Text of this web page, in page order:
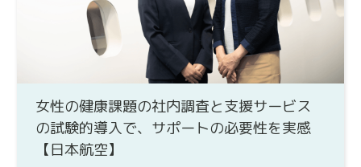
女性の健康課題の社内調査と支援サービス
の試験的導入で、サポートの必要性を実感
【日本航空】